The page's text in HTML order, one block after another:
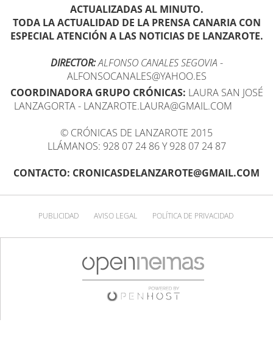
ACTUALIZADAS AL MINUTO.
TODA LA ACTUALIDAD DE LA PRENSA CANARIA CON
ESPECIAL ATENCIÓN A LAS NOTICIAS DE LANZAROTE.
DIRECTOR:ALFONSO CANALES SEGOVIA -
ALFONSOCANALES@YAHOO.ES
COORDINADORA GRUPO CRÓNICAS: LAURA SAN JOSÉ
LANZAGORTA - LANZAROTE.LAURA@GMAIL.COM
© CRÓNICAS DE LANZAROTE 2015
LLÁMANOS: 928 07 24 86 Y 928 07 24 87
CONTACTO: CRONICASDELANZAROTE@GMAIL.COM
PUBLICIDAD AVISO LEGAL POLÍTICA DE PRIVACIDAD